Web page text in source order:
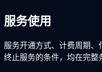
服务使用
服务开通方式、计费周期
终止服务的条件，均在完整